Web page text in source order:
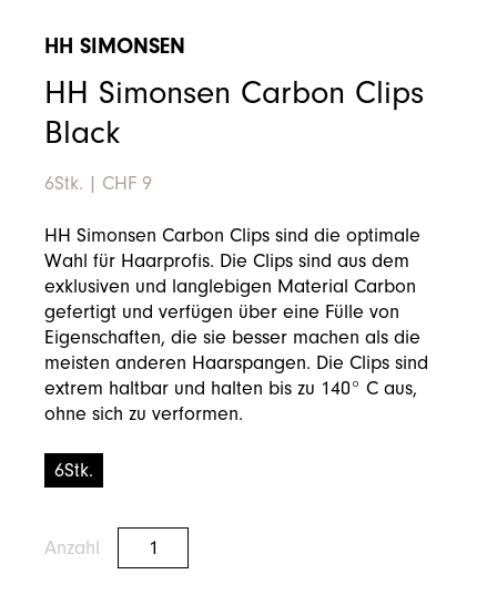
HH SIMONSEN
HH Simonsen Carbon Clips
Black
6Stk. | CHF 9
HH Simonsen Carbon Clips sind die optimale
Wahl für Haarprofis. Die Clips sind aus dem
exklusiven und langlebigen Material Carbon
gefertigt und verfügen über eine Fülle von
Eigenschaften, die sie besser machen als die
meisten anderen Haarspangen. Die Clips sind
extrem haltbar und halten bis zu 140° C aus,
ohne sich zu verformen.
6Stk.
Anzahl